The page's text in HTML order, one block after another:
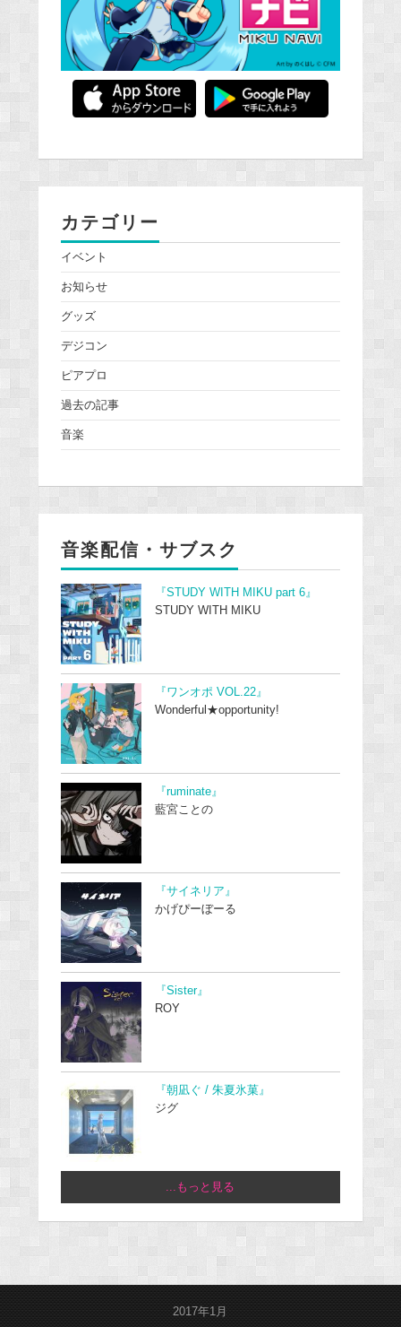
カテゴリー
イベント
お知らせ
グッズ
デジコン
ピアプロ
過去の記事
音楽
音楽配信・サブスク
『STUDY WITH MIKU part 6』
STUDY WITH MIKU
『ワンオポ VOL.22』
Wonderful★opportunity!
『ruminate』
藍宮ことの
『サイネリア』
かげぴーぼーる
『Sister』
ROY
『朝凪ぐ / 朱夏氷菓』
ジグ
...もっと見る
2017年1月